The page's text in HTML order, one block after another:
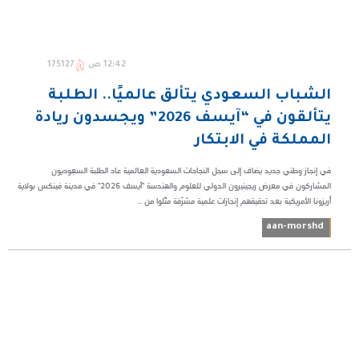
12:42 ص 175127
الشباب السعودي يتألق عالميًا.. الطلبة
يتألقون في “آيسف 2026” ويجسدون ريادة
المملكة في الابتكار
في إنجاز وطني جديد يضاف إلى سجل النجاحات السعودية العالمية عاد الطلبة السعوديون
المشاركون في معرض ريجينيرون الدولي للعلوم والهندسة "آيسف 2026" في مدينة فينكس بولاية
أريزونا الأمريكية بعد تحقيقهم إنجازات علمية مشرّفة مثّلوا من ...
aan-morshd